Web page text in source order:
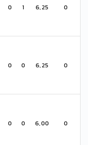
0 1 6,25 0
0 0 6,25 0
0 0 6,00 0